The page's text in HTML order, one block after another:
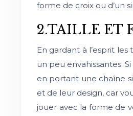
forme de croix ou d’un
2.TAILLE ET
En gardant à l’esprit
un peu envahissantes.
en portant une chaîne
et de leur design, car
jouer avec la forme de